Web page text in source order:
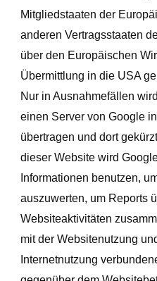
Mitgliedstaaten der
anderen Vertragsstaaten
über den Europäischen
Übermittlung in die USA
Nur in Ausnahmefällen
einen Server von Google
übertragen und dort
dieser Website wird
Informationen benutzen,
auszuwerten, um Reports
Websiteaktivitäten
mit der Websitenutzung
Internetnutzung